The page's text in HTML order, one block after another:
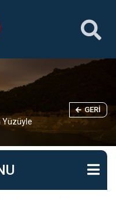
Yüzüyle
GERI